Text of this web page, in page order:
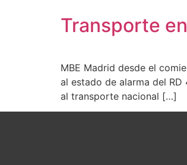
Transporte
MBE Madrid desde el
al estado de alarma del
al transporte nacional […]